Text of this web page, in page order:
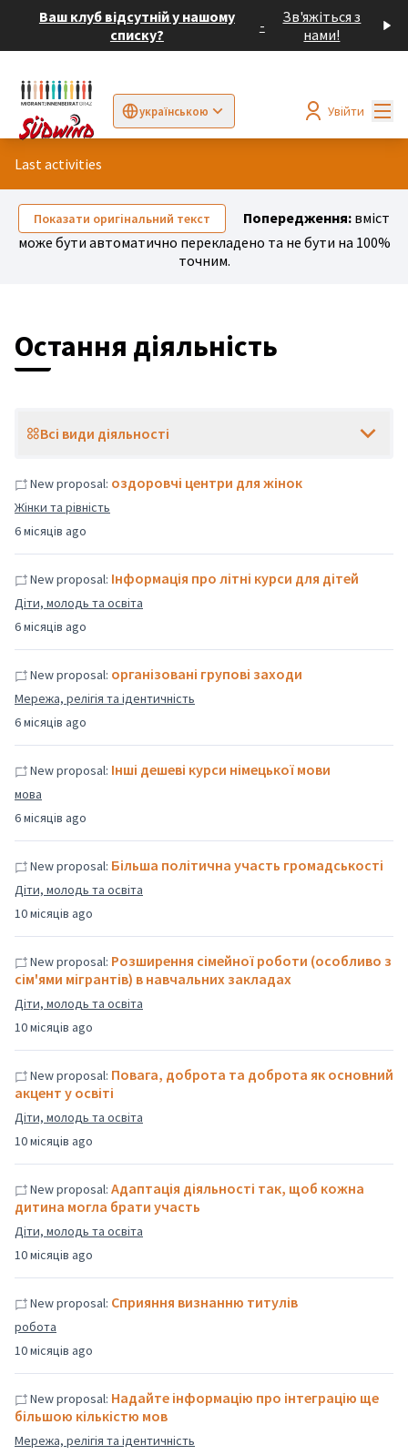
Ваш клуб відсутній у нашому
списку?
-
Зв'яжіться з
нами!
українською
Sprache wählenChoose language Elegir el idioma
Увійти
Last activities
Показати оригінальний текст Попередження: вміст
може бути автоматично перекладено та не бути на 100%
точним.
Остання діяльність
Всі види діяльності
6 місяців ago
New proposal: оздоровчі центри для жінок
Жінки та рівність
6 місяців ago
New proposal: Інформація про літні курси для дітей
Діти, молодь та освіта
6 місяців ago
New proposal: організовані групові заходи
Мережа, релігія та ідентичність
6 місяців ago
New proposal: Інші дешеві курси німецької мови
мова
10 місяців ago
New proposal: Більша політична участь громадськості
Діти, молодь та освіта
10 місяців ago
New proposal: Розширення сімейної роботи (особливо з
сім'ями мігрантів) в навчальних закладах
Діти, молодь та освіта
10 місяців ago
New proposal: Повага, доброта та доброта як основний
акцент у освіті
Діти, молодь та освіта
10 місяців ago
New proposal: Адаптація діяльності так, щоб кожна
дитина могла брати участь
Діти, молодь та освіта
10 місяців ago
New proposal: Сприяння визнанню титулів
робота
New proposal: Надайте інформацію про інтеграцію ще
більшою кількістю мов
Мережа, релігія та ідентичність